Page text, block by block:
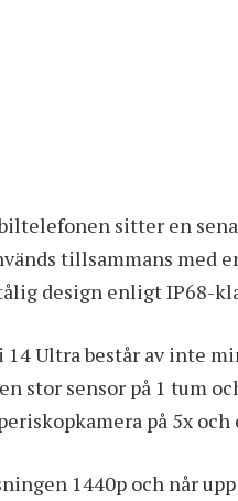
sitter en
tillsammans med
design enligtIP68-
Ultra består av inte
stor sensor på 1 tum
på 5x
1440p och når